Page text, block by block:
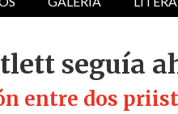
seguía
entre dos